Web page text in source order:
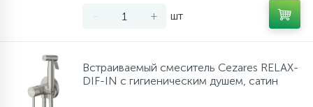
- + шт
Встраиваемый смеситель Cezares RELAX-
DIF-IN с гигиеническим душем, сатин